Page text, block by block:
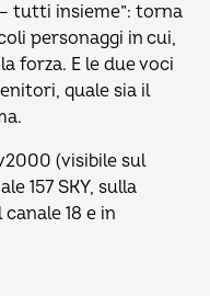
tutti insieme”: torna
personaggi in cui,
forza. E le due voci
quale sia il
(visibile sul
157 SKY, sulla
18 e in